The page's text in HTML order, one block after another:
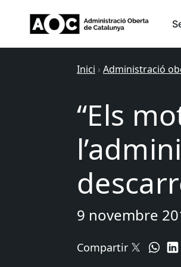
Inici › Administració
“Els
9 novembre
Compartir